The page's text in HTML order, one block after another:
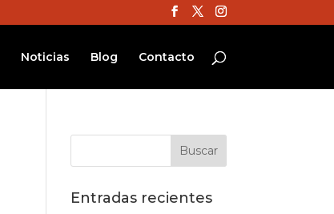
Noticias Blog Contacto
Entradas recientes